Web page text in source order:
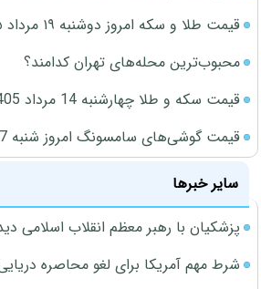
قیمت طلا و سکه امروز دوشنبه ۱۹ مرداد ۱۴۰۵
محبوب‌ترین محله‌های تهران کدامند؟
قیمت سکه و طلا چهارشنبه 14 مرداد 1405
قیمت گوشی‌های سامسونگ امروز شنبه 17 مرداد 1405
سایر خبرها
پزشکیان با رهبر معظم انقلاب اسلامی
شرط مهم آمریکا برای لغو محاصره